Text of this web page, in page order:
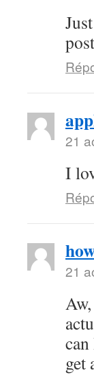
21
I
21
get